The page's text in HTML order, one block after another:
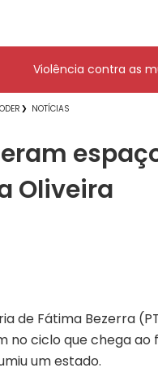
Violência contra as
NOTÍCIAS
Oliveira
de Fátima Bezerra
no ciclo que chega
um estado.